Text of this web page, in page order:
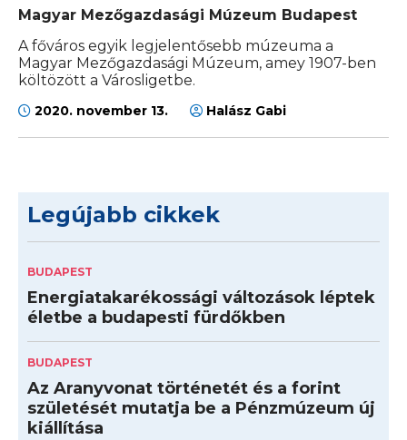
Magyar Mezőgazdasági Múzeum Budapest
A főváros egyik legjelentősebb múzeuma a
Magyar Mezőgazdasági Múzeum, amey 1907-ben
költözött a Városligetbe.
2020. november 13. Halász Gabi
Legújabb cikkek
BUDAPEST
Energiatakarékossági változások léptek
életbe a budapesti fürdőkben
BUDAPEST
Az Aranyvonat történetét és a forint
születését mutatja be a Pénzmúzeum új
kiállítása